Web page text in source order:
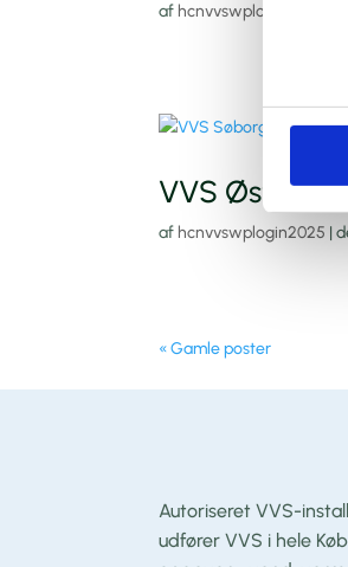
af hcnvvswplogin2025
VVS Østerbro
af hcnvvswplogin2025 |
« Gamle poster
Autoriseret VVS-
udfører VVS i hele